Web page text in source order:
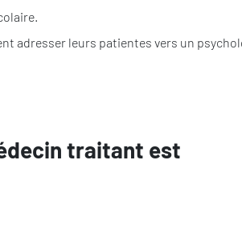
adresser leurs patientes vers un
traitant est